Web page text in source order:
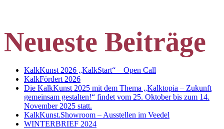
Neueste Beiträge
KalkKunst 2026 „KalkStart“ – Open Call
KalkFördert 2026
Die KalkKunst 2025 mit dem Thema „Kalktopia – Zukunft
gemeinsam gestalten!“ findet vom 25. Oktober bis zum 14.
November 2025 statt.
KalkKunst.Showroom – Ausstellen im Veedel
WINTERBRIEF 2024